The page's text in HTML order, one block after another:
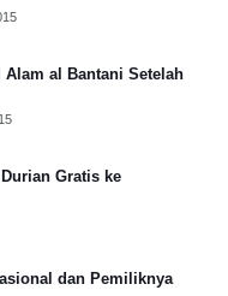
al Bantani Setelah
Gratis ke
dan Pemiliknya